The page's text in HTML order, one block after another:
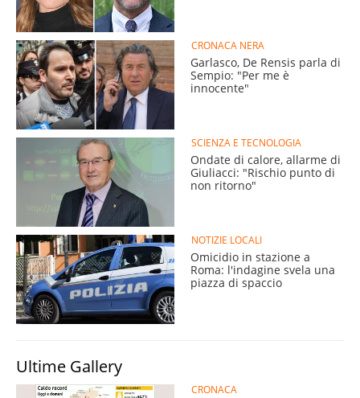
CRONACA NERA
Garlasco, De Rensis parla di
Sempio: "Per me è
innocente"
SCIENZA E TECNOLOGIA
Ondate di calore, allarme di
Giuliacci: "Rischio punto di
non ritorno"
NOTIZIE LOCALI
Omicidio in stazione a
Roma: l'indagine svela una
piazza di spaccio
Ultime Gallery
CRONACA